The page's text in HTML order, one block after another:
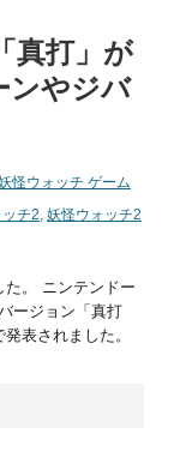
真打」が
ンやジバ
怪ウォッチ ゲーム
チ2, 妖怪ウォッチ2
た。 ニンテンドー
ージョン「真打
表されました。